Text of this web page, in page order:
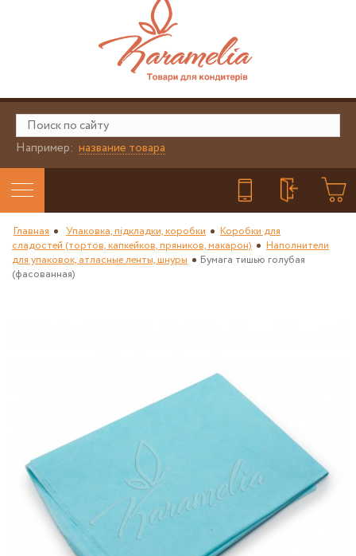
Например: название товара
Главная Упаковка, підкладки, коробки
Коробки для
сладостей (тортов, капкейков, пряников, макарон)
Наполнители
для упаковок, атласные ленты, шнуры
Бумага тишью голубая
(фасованная)